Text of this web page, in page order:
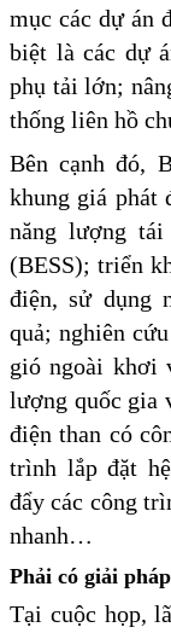
mục các dự án
biệt là các dự
phụ tải lớn;
thống liên hồ
Bên cạnh đó,
khung giá phát
năng lượng
(BESS); triển
điện, sử dụng
quả; nghiên
gió ngoài khơi
lượng quốc gia
điện than có
trình lắp đặt
đẩy các công
nhanh…
Phải có giải
Tại cuộc họp,